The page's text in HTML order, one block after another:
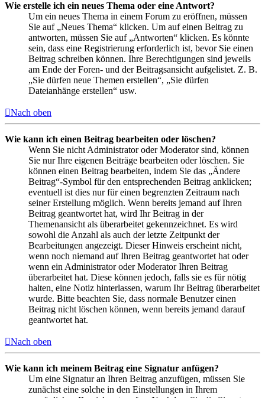
Wie erstelle ich ein neues Thema oder eine Antwort?
Um ein neues Thema in einem Forum zu eröffnen, müssen
Sie auf „Neues Thema“ klicken. Um auf einen Beitrag zu
antworten, müssen Sie auf „Antworten“ klicken. Es könnte
sein, dass eine Registrierung erforderlich ist, bevor Sie einen
Beitrag schreiben können. Ihre Berechtigungen sind jeweils
am Ende der Foren- und der Beitragsansicht aufgelistet. Z. B.
„Sie dürfen neue Themen erstellen“, „Sie dürfen
Dateianhänge erstellen“ usw.
Nach oben
Wie kann ich einen Beitrag bearbeiten oder löschen?
Wenn Sie nicht Administrator oder Moderator sind, können
Sie nur Ihre eigenen Beiträge bearbeiten oder löschen. Sie
können einen Beitrag bearbeiten, indem Sie das „Ändere
Beitrag“-Symbol für den entsprechenden Beitrag anklicken;
eventuell ist dies nur für einen begrenzten Zeitraum nach
seiner Erstellung möglich. Wenn bereits jemand auf Ihren
Beitrag geantwortet hat, wird Ihr Beitrag in der
Themenansicht als überarbeitet gekennzeichnet. Es wird
sowohl die Anzahl als auch der letzte Zeitpunkt der
Bearbeitungen angezeigt. Dieser Hinweis erscheint nicht,
wenn noch niemand auf Ihren Beitrag geantwortet hat oder
wenn ein Administrator oder Moderator Ihren Beitrag
überarbeitet hat. Diese können jedoch, falls sie es für nötig
halten, eine Notiz hinterlassen, warum Ihr Beitrag überarbeitet
wurde. Bitte beachten Sie, dass normale Benutzer einen
Beitrag nicht löschen können, wenn bereits jemand darauf
geantwortet hat.
Nach oben
Wie kann ich meinem Beitrag eine Signatur anfügen?
Um eine Signatur an Ihren Beitrag anzufügen, müssen Sie
zunächst eine solche in den Einstellungen in Ihrem